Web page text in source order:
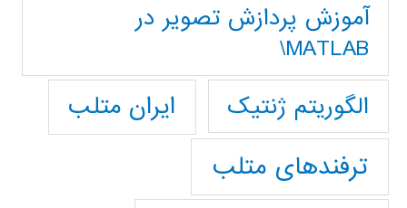
آموزش پردازش تصوير در
MATLAB\
الگوریتم ژنتیک
ایران متلب
ترفندهای متلب